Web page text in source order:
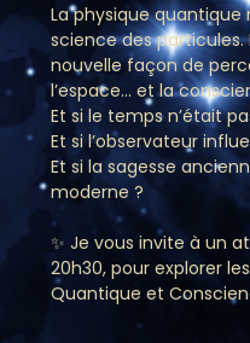
La physique quantique
science des
nouvelle façon de
l’espace… et la
Et si le temps n’était
Et si l’observateur
Et si la sagesse
moderne ?
✨ Je vous invite à un
20h30, pour explorer
Quantique et